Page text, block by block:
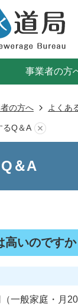
事業者の方
の方へ よくあ
るQ＆A
＆A
いのですか
一般家庭・月